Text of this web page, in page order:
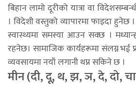
बिहान लामो दूरीको यात्रा वा
। विदेशी वस्तुको व्यापारमा फाइदा हुनेछ
स्वास्थ्यमा समस्या आउन सक्छ ।
रहनेछ। सामाजिक कार्यहरूमा संलग्न भई
व्यवसायमा नयाँ लगानी थप्न सकिने छ ।
मीन (दी, दू, थ, झ, ञ, दे, दो,